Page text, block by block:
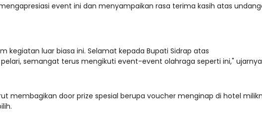
mengapresiasi event ini dan menyampaikan rasa terima kasih atas
kegiatan luar biasa ini. Selamat kepada Bupati Sidrap atas
semangat terus mengikuti event-event olahraga seperti ini,"
membagikan door prize spesial berupa voucher menginap di hotel